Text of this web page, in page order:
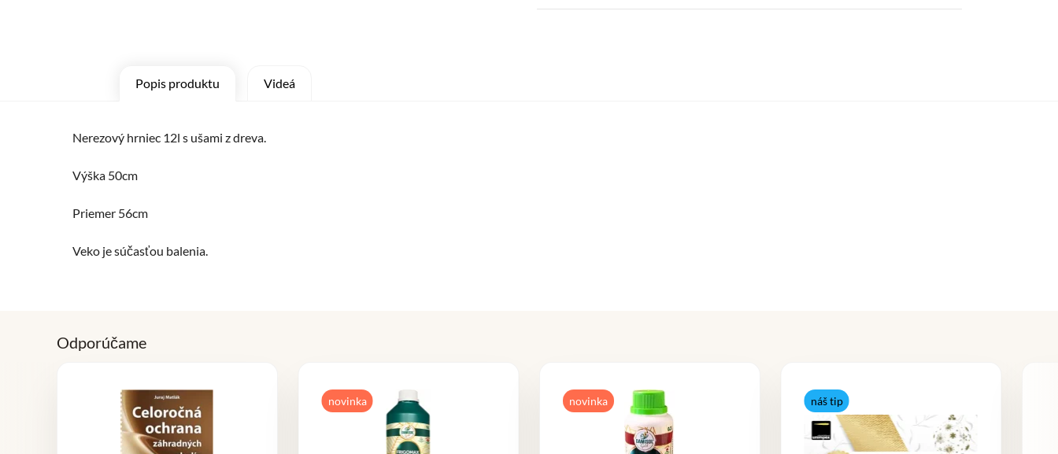
Popis produktu Videá
Nerezový hrniec 12l s ušami z dreva.
Výška 50cm
Priemer 56cm
Veko je súčasťou balenia.
Odporúčame
novinka novinka náš tip